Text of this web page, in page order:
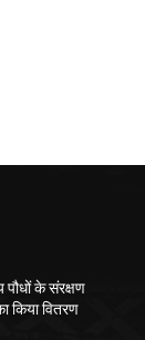
के संरक्षण
किया वितरण